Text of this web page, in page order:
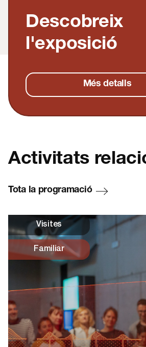
Descobreix
l'exposició
Més detalls
Activitats
Tota la programació
Visites
Familiar